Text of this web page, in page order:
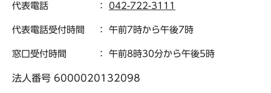
代表電話 ： 042-722-3111
代表電話受付時間 ： 午前7時から午後7時
窓口受付時間 ： 午前8時30分から午後5時
法人番号 6000020132098